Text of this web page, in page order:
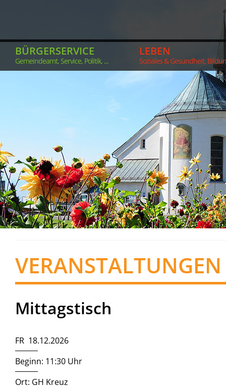
BÜRGERSERVICE
Gemeindeamt, Service, Politik, ...
LEBEN
Soziales & Gesundheit,
VERANSTALTUNGEN
Mittagstisch
FR 18.12.2026
Beginn: 11:30 Uhr
Ort: GH Kreuz